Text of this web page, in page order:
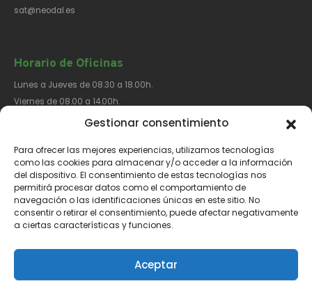
Gestionar consentimiento
Para ofrecer las mejores experiencias, utilizamos tecnologías
como las cookies para almacenar y/o acceder a la información
del dispositivo. El consentimiento de estas tecnologías nos
permitirá procesar datos como el comportamiento de
navegación o las identificaciones únicas en este sitio. No
consentir o retirar el consentimiento, puede afectar negativamente
a ciertas características y funciones.
Aceptar
sat@neodal.es
Horario de Oficinas
Lunes a Jueves de 08.30 a 18.00h.
Viernes de 08.00 a 14.00h.
Síguenos​
Aviso Legal Política de Privacidad Política de Cookies